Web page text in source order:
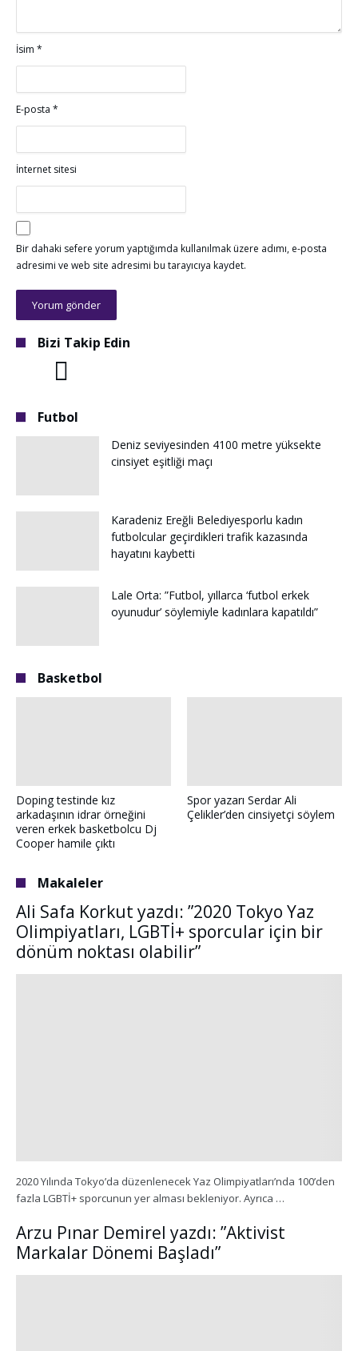
İsim *
E-posta *
İnternet sitesi
Bir dahaki sefere yorum yaptığımda kullanılmak üzere adımı, e-posta
adresimi ve web site adresimi bu tarayıcıya kaydet.
Bizi Takip Edin
Futbol
Deniz seviyesinden 4100 metre yüksekte
cinsiyet eşitliği maçı
Karadeniz Ereğli Belediyesporlu kadın
futbolcular geçirdikleri trafik kazasında
hayatını kaybetti
Lale Orta: ”Futbol, yıllarca ‘futbol erkek
oyunudur’ söylemiyle kadınlara kapatıldı”
Basketbol
Doping testinde kız
arkadaşının idrar örneğini
veren erkek basketbolcu Dj
Cooper hamile çıktı
Spor yazarı Serdar Ali
Çelikler’den cinsiyetçi söylem
Makaleler
Ali Safa Korkut yazdı: ”2020 Tokyo Yaz
Olimpiyatları, LGBTİ+ sporcular için bir
dönüm noktası olabilir”
2020 Yılında Tokyo’da düzenlenecek Yaz Olimpiyatları’nda 100’den
fazla LGBTİ+ sporcunun yer alması bekleniyor. Ayrıca …
Arzu Pınar Demirel yazdı: ”Aktivist
Markalar Dönemi Başladı”